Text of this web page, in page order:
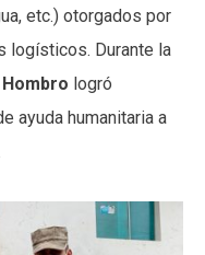
etc.) otorgados por
logísticos. Durante la
logró
ayuda humanitaria a